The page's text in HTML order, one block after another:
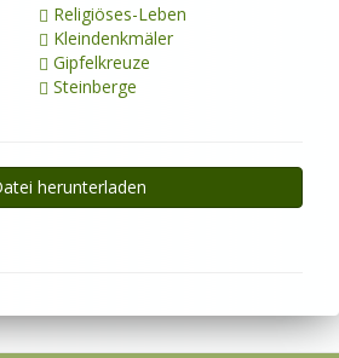
Religiöses-Leben
Kleindenkmäler
Gipfelkreuze
Steinberge
herunterladen